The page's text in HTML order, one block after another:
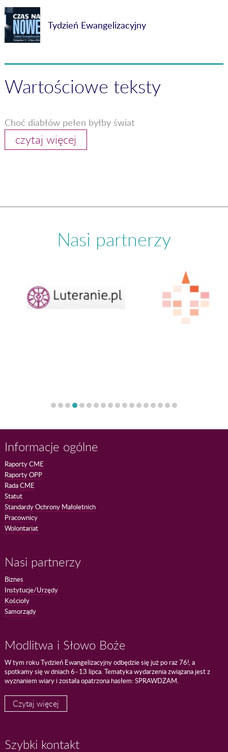
Tydzień Ewangelizacyjny
Wartościowe teksty
Choć diabłów pełen byłby świat
czytaj więcej
Nasi partnerzy
Informacje ogólne
Raporty CME
Raporty OPP
Rada CME
Statut
Standardy Ochrony Małoletnich
Pracownicy
Wolontariat
Nasi partnerzy
Biznes
Instytucje/Urzędy
Kościoły
Samorządy
Modlitwa i Słowo Boże
W tym roku Tydzień Ewangelizacyjny odbędzie się już po raz 76!, a
spotkamy się w dniach 6–13 lipca. Tematyka wydarzenia związana jest z
wyznaniem wiary i została opatrzona hasłem: SPRAWDZAM.
Czytaj więcej
Szybki kontakt